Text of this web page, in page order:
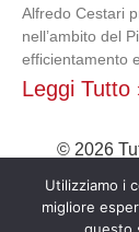
Alfredo Cestari
nell’ambito del
efficientamento
Leggi Tutto
© 2026
Muscari
un’altra
Utilizziamo i
migliore